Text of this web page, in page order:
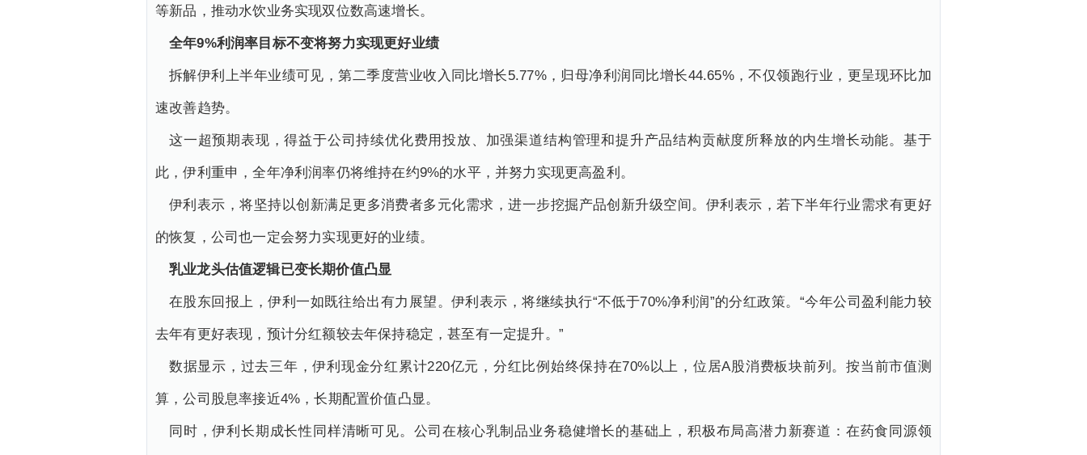
等新品，推动水饮业务实现双位数高速增长。
全年9%利润率目标不变将努力实现更好业绩
拆解伊利上半年业绩可见，第二季度营业收入同比增长5.77%，归母净利润同比增长44.65%，不仅领跑行业，更呈现环比加
速改善趋势。
这一超预期表现，得益于公司持续优化费用投放、加强渠道结构管理和提升产品结构贡献度所释放的内生增长动能。基于
此，伊利重申，全年净利润率仍将维持在约9%的水平，并努力实现更高盈利。
伊利表示，将坚持以创新满足更多消费者多元化需求，进一步挖掘产品创新升级空间。伊利表示，若下半年行业需求有更好
的恢复，公司也一定会努力实现更好的业绩。
乳业龙头估值逻辑已变长期价值凸显
在股东回报上，伊利一如既往给出有力展望。伊利表示，将继续执行“不低于70%净利润”的分红政策。“今年公司盈利能力较
去年有更好表现，预计分红额较去年保持稳定，甚至有一定提升。”
数据显示，过去三年，伊利现金分红累计220亿元，分红比例始终保持在70%以上，位居A股消费板块前列。按当前市值测
算，公司股息率接近4%，长期配置价值凸显。
同时，伊利长期成长性同样清晰可见。公司在核心乳制品业务稳健增长的基础上，积极布局高潜力新赛道：在药食同源领